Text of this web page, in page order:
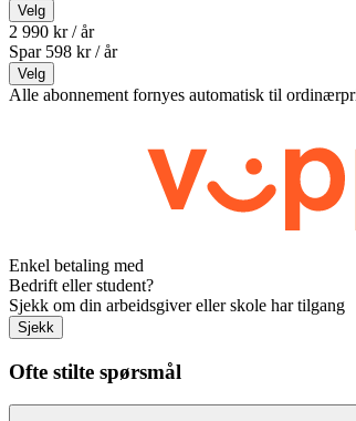
Velg
2 990 kr / år
Spar 598 kr /år
Velg
Alle abonnement fornyes automatisk til
Enkel betaling med
Bedrift eller student?
Sjekk om din arbeidsgiver eller skole har tilgang
Sjekk
Ofte stilte spørsmål